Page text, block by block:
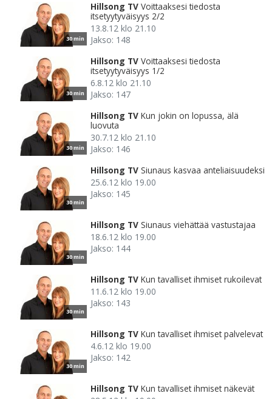
30 min
Hillsong TV Voittaaksesi tiedosta
itsetyytyväisyys 2/2
13.8.12 klo 21.10
Jakso: 148
30 min
Hillsong TV Voittaaksesi tiedosta
itsetyytyväisyys 1/2
6.8.12 klo 21.10
Jakso: 147
30 min
Hillsong TV Kun jokin on lopussa, älä
luovuta
30.7.12 klo 21.10
Jakso: 146
30 min
Hillsong TV Siunaus kasvaa anteliaisuudeksi
25.6.12 klo 19.00
Jakso: 145
30 min
Hillsong TV Siunaus viehättää vastustajaa
18.6.12 klo 19.00
Jakso: 144
30 min
Hillsong TV Kun tavalliset ihmiset rukoilevat
11.6.12 klo 19.00
Jakso: 143
30 min
Hillsong TV Kun tavalliset ihmiset palvelevat
4.6.12 klo 19.00
Jakso: 142
Hillsong TV Kun tavalliset ihmiset näkevät